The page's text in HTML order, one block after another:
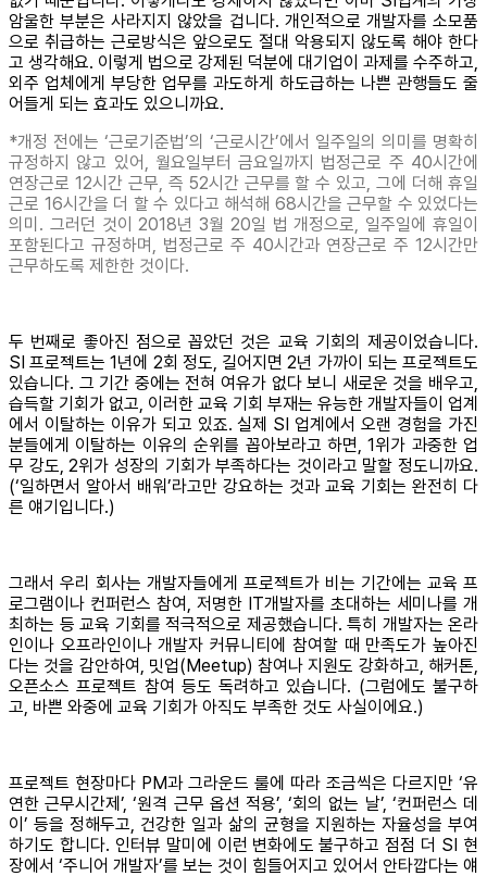
암울한 부분은 사라지지 않았을 겁니다. 개인적으로 개발자를 소모품
으로 취급하는 근로방식은 앞으로도 절대 악용되지 않도록 해야 한다
고 생각해요. 이렇게 법으로 강제된 덕분에 대기업이 과제를 수주하고,
외주 업체에게 부당한 업무를 과도하게 하도급하는 나쁜 관행들도 줄
어들게 되는 효과도 있으니까요.
*개정 전에는 ‘근로기준법’의 ‘근로시간’에서 일주일의 의미를 명확히
규정하지 않고 있어, 월요일부터 금요일까지 법정근로 주 40시간에
연장근로 12시간 근무, 즉 52시간 근무를 할 수 있고, 그에 더해 휴일
근로 16시간을 더 할 수 있다고 해석해 68시간을 근무할 수 있었다는
의미. 그러던 것이 2018년 3월 20일 법 개정으로, 일주일에 휴일이
포함된다고 규정하며, 법정근로 주 40시간과 연장근로 주 12시간만
근무하도록 제한한 것이다.
두 번째로 좋아진 점으로 꼽았던 것은 교육 기회의 제공이었습니다.
SI 프로젝트는 1년에 2회 정도, 길어지면 2년 가까이 되는 프로젝트도
있습니다. 그 기간 중에는 전혀 여유가 없다 보니 새로운 것을 배우고,
습득할 기회가 없고, 이러한 교육 기회 부재는 유능한 개발자들이 업계
에서 이탈하는 이유가 되고 있죠. 실제 SI 업계에서 오랜 경험을 가진
분들에게 이탈하는 이유의 순위를 꼽아보라고 하면, 1위가 과중한 업
무 강도, 2위가 성장의 기회가 부족하다는 것이라고 말할 정도니까요.
(‘일하면서 알아서 배워’라고만 강요하는 것과 교육 기회는 완전히 다
른 얘기입니다.)
그래서 우리 회사는 개발자들에게 프로젝트가 비는 기간에는 교육 프
로그램이나 컨퍼런스 참여, 저명한 IT개발자를 초대하는 세미나를 개
최하는 등 교육 기회를 적극적으로 제공했습니다. 특히 개발자는 온라
인이나 오프라인이나 개발자 커뮤니티에 참여할 때 만족도가 높아진
다는 것을 감안하여, 밋업(Meetup) 참여나 지원도 강화하고, 해커톤,
오픈소스 프로젝트 참여 등도 독려하고 있습니다. (그럼에도 불구하
고, 바쁜 와중에 교육 기회가 아직도 부족한 것도 사실이에요.)
프로젝트 현장마다 PM과 그라운드 룰에 따라 조금씩은 다르지만 ‘유
연한 근무시간제’, ‘원격 근무 옵션 적용’, ‘회의 없는 날’, ‘컨퍼런스 데
이’ 등을 정해두고, 건강한 일과 삶의 균형을 지원하는 자율성을 부여
하기도 합니다. 인터뷰 말미에 이런 변화에도 불구하고 점점 더 SI 현
장에서 ‘주니어 개발자’를 보는 것이 힘들어지고 있어서 안타깝다는 얘